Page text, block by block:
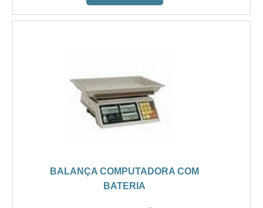
BALANÇA COMPUTADORA COM
BATERIA